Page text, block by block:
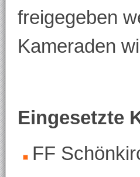
freigegeben
Kameraden
Eingesetzte
FF